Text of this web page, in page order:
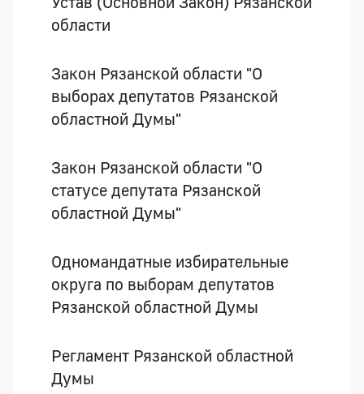
области
Закон Рязанской области "О
выборах депутатов Рязанской
областной Думы"
Закон Рязанской области "О
статусе депутата Рязанской
областной Думы"
Одномандатные избирательные
округа по выборам депутатов
Рязанской областной Думы
Регламент Рязанской областной
Думы